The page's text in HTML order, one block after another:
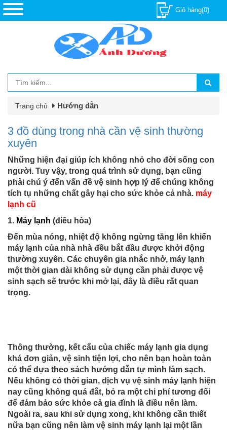
Giỏ hàng(0)
Trang chủ Hướng dẫn
3 đồ dùng trong nhà cần vệ sinh thường
xuyên
Những hiện đại giúp ích không nhỏ cho đời sống con
người. Tuy vậy, trong quá trình sử dụng, bạn cũng
phải chú ý đến vấn đề vệ sinh hợp lý để chúng không
tích tụ những chất gây hại cho sức khỏe cả nhà. máy
lạnh cũ
1. Máy lạnh (điều hòa)
Đến mùa nóng, nhiệt độ không ngừng tăng lên khiến
máy lạnh của nhà nhà đều bắt đầu được khởi động
thường xuyên. Các chuyên gia nhắc nhở, máy lạnh
một thời gian dài không sử dụng cần phải được vệ
sinh sạch sẽ trước khi mở lại, đây là điều rất quan
trọng.
Thông thường, kết cấu của chiếc máy lạnh gia dụng
khá đơn giản, vệ sinh tiện lợi, cho nên bạn hoàn toàn
có thể dựa theo sách hướng dẫn tự mình làm sạch.
Nếu không có thời gian, dịch vụ vệ sinh máy lạnh hiện
nay cũng không quá đắt, bỏ ra một chi phí tương đối
để đảm bảo sức khỏe cả gia đình là điều nên làm.
Ngoài ra, sau khi sử dụng xong, khi không cần thiết
nữa bạn cũng nên làm vệ sinh máy lạnh lại một lần